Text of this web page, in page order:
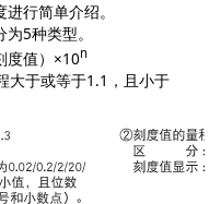
行简单介绍。
5种类型。
度值）×10n
大于或等于1.1，且小于